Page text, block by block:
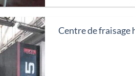
Centre de fraisage